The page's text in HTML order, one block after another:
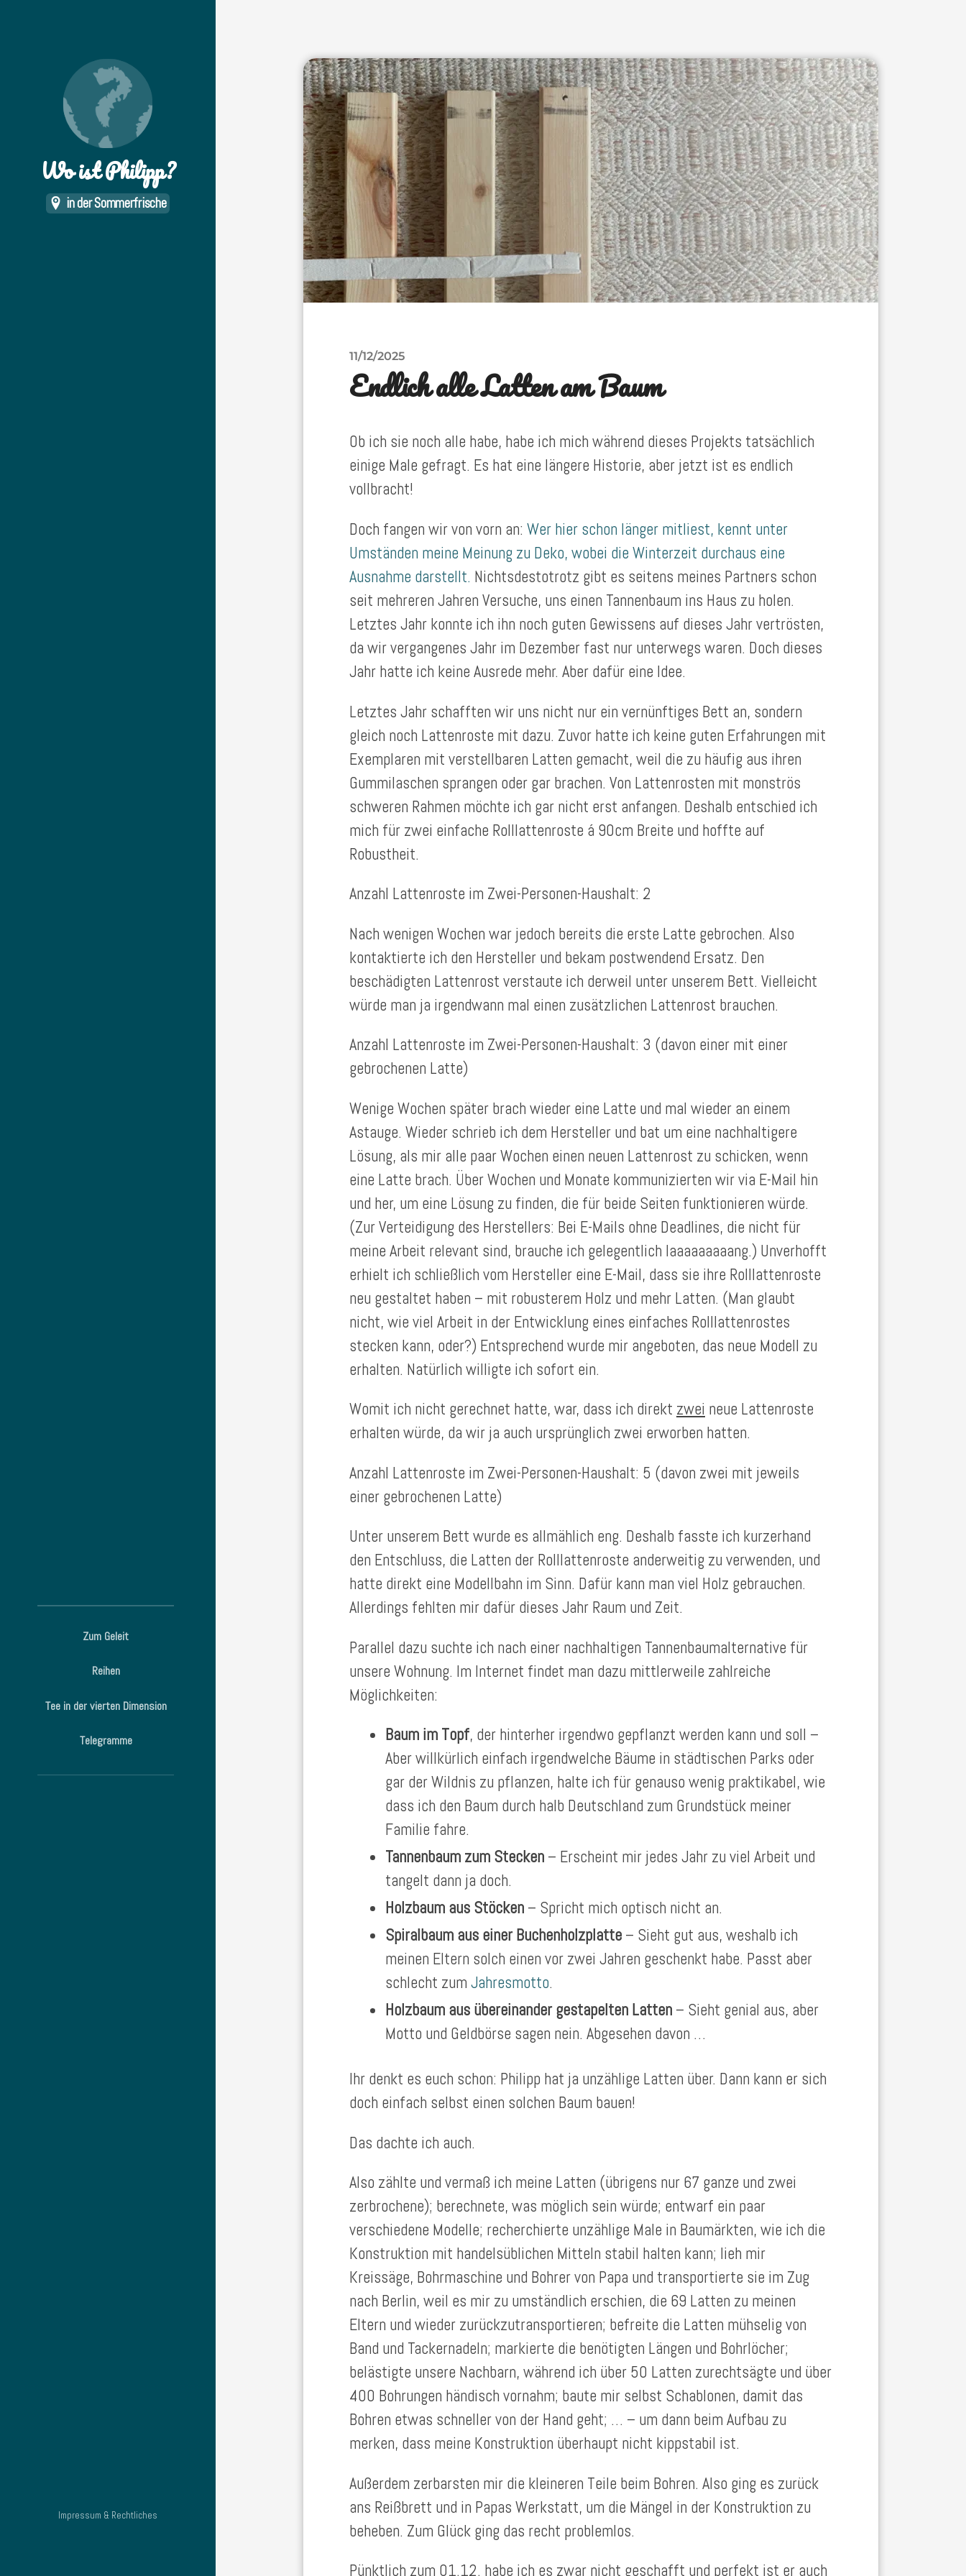
Wo ist Philipp?
in der Sommerfrische
Zum Geleit
Reihen
Tee in der vierten Dimension
Telegramme
Impressum & Rechtliches
11/12/2025
Endlich alle Latten am Baum
Ob ich sie noch alle habe, habe ich mich während dieses Projekts tatsächlich
einige Male gefragt. Es hat eine längere Historie, aber jetzt ist es endlich
vollbracht!
Doch fangen wir von vorn an: Wer hier schon länger mitliest, kennt unter
Umständen meine Meinung zu Deko, wobei die Winterzeit durchaus eine
Ausnahme darstellt. Nichtsdestotrotz gibt es seitens meines Partners schon
seit mehreren Jahren Versuche, uns einen Tannenbaum ins Haus zu holen.
Letztes Jahr konnte ich ihn noch guten Gewissens auf dieses Jahr vertrösten,
da wir vergangenes Jahr im Dezember fast nur unterwegs waren. Doch dieses
Jahr hatte ich keine Ausrede mehr. Aber dafür eine Idee.
Letztes Jahr schafften wir uns nicht nur ein vernünftiges Bett an, sondern
gleich noch Lattenroste mit dazu. Zuvor hatte ich keine guten Erfahrungen mit
Exemplaren mit verstellbaren Latten gemacht, weil die zu häufig aus ihren
Gummilaschen sprangen oder gar brachen. Von Lattenrosten mit monströs
schweren Rahmen möchte ich gar nicht erst anfangen. Deshalb entschied ich
mich für zwei einfache Rolllattenroste á 90cm Breite und hoffte auf
Robustheit.
Anzahl Lattenroste im Zwei-Personen-Haushalt: 2
Nach wenigen Wochen war jedoch bereits die erste Latte gebrochen. Also
kontaktierte ich den Hersteller und bekam postwendend Ersatz. Den
beschädigten Lattenrost verstaute ich derweil unter unserem Bett. Vielleicht
würde man ja irgendwann mal einen zusätzlichen Lattenrost brauchen.
Anzahl Lattenroste im Zwei-Personen-Haushalt: 3 (davon einer mit einer
gebrochenen Latte)
Wenige Wochen später brach wieder eine Latte und mal wieder an einem
Astauge. Wieder schrieb ich dem Hersteller und bat um eine nachhaltigere
Lösung, als mir alle paar Wochen einen neuen Lattenrost zu schicken, wenn
eine Latte brach. Über Wochen und Monate kommunizierten wir via E-Mail hin
und her, um eine Lösung zu finden, die für beide Seiten funktionieren würde.
(Zur Verteidigung des Herstellers: Bei E-Mails ohne Deadlines, die nicht für
meine Arbeit relevant sind, brauche ich gelegentlich laaaaaaaaang.) Unverhofft
erhielt ich schließlich vom Hersteller eine E-Mail, dass sie ihre Rolllattenroste
neu gestaltet haben – mit robusterem Holz und mehr Latten. (Man glaubt
nicht, wie viel Arbeit in der Entwicklung eines einfaches Rolllattenrostes
stecken kann, oder?) Entsprechend wurde mir angeboten, das neue Modell zu
erhalten. Natürlich willigte ich sofort ein.
Womit ich nicht gerechnet hatte, war, dass ich direkt zwei neue Lattenroste
erhalten würde, da wir ja auch ursprünglich zwei erworben hatten.
Anzahl Lattenroste im Zwei-Personen-Haushalt: 5 (davon zwei mit jeweils
einer gebrochenen Latte)
Unter unserem Bett wurde es allmählich eng. Deshalb fasste ich kurzerhand
den Entschluss, die Latten der Rolllattenroste anderweitig zu verwenden, und
hatte direkt eine Modellbahn im Sinn. Dafür kann man viel Holz gebrauchen.
Allerdings fehlten mir dafür dieses Jahr Raum und Zeit.
Parallel dazu suchte ich nach einer nachhaltigen Tannenbaumalternative für
unsere Wohnung. Im Internet findet man dazu mittlerweile zahlreiche
Möglichkeiten:
Baum im Topf, der hinterher irgendwo gepflanzt werden kann und soll –
Aber willkürlich einfach irgendwelche Bäume in städtischen Parks oder
gar der Wildnis zu pflanzen, halte ich für genauso wenig praktikabel, wie
dass ich den Baum durch halb Deutschland zum Grundstück meiner
Familie fahre.
Tannenbaum zum Stecken – Erscheint mir jedes Jahr zu viel Arbeit und
tangelt dann ja doch.
Holzbaum aus Stöcken – Spricht mich optisch nicht an.
Spiralbaum aus einer Buchenholzplatte – Sieht gut aus, weshalb ich
meinen Eltern solch einen vor zwei Jahren geschenkt habe. Passt aber
schlecht zum Jahresmotto.
Holzbaum aus übereinander gestapelten Latten – Sieht genial aus, aber
Motto und Geldbörse sagen nein. Abgesehen davon …
Ihr denkt es euch schon: Philipp hat ja unzählige Latten über. Dann kann er sich
doch einfach selbst einen solchen Baum bauen!
Das dachte ich auch.
Also zählte und vermaß ich meine Latten (übrigens nur 67 ganze und zwei
zerbrochene); berechnete, was möglich sein würde; entwarf ein paar
verschiedene Modelle; recherchierte unzählige Male in Baumärkten, wie ich die
Konstruktion mit handelsüblichen Mitteln stabil halten kann; lieh mir
Kreissäge, Bohrmaschine und Bohrer von Papa und transportierte sie im Zug
nach Berlin, weil es mir zu umständlich erschien, die 69 Latten zu meinen
Eltern und wieder zurückzutransportieren; befreite die Latten mühselig von
Band und Tackernadeln; markierte die benötigten Längen und Bohrlöcher;
belästigte unsere Nachbarn, während ich über 50 Latten zurechtsägte und über
400 Bohrungen händisch vornahm; baute mir selbst Schablonen, damit das
Bohren etwas schneller von der Hand geht; … – um dann beim Aufbau zu
merken, dass meine Konstruktion überhaupt nicht kippstabil ist.
Außerdem zerbarsten mir die kleineren Teile beim Bohren. Also ging es zurück
ans Reißbrett und in Papas Werkstatt, um die Mängel in der Konstruktion zu
beheben. Zum Glück ging das recht problemlos.
Pünktlich zum 01.12. habe ich es zwar nicht geschafft und perfekt ist er auch